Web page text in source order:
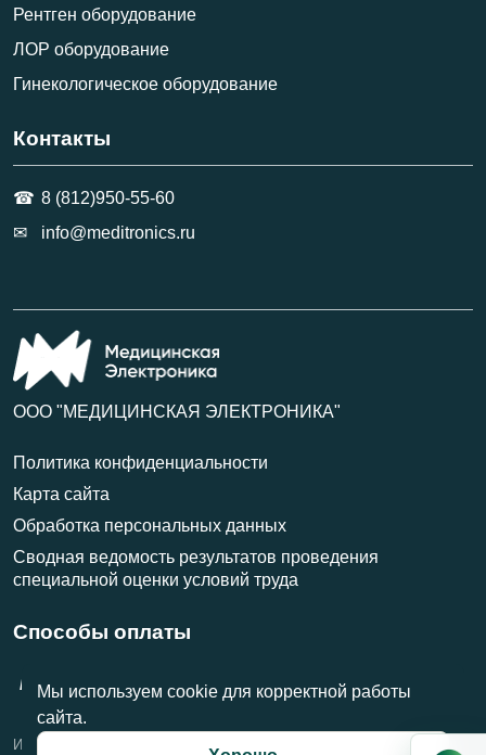
Рентген оборудование
ЛОР оборудование
Гинекологическое оборудование
Контакты
8 (812)950-55-60
info@meditronics.ru
ООО "МЕДИЦИНСКАЯ ЭЛЕКТРОНИКА"
Политика конфиденциальности
Карта сайта
Обработка персональных данных
Сводная ведомость результатов проведения
специальной оценки условий труда
Способы оплаты
MasterCard VISAМИР
Информация на данном сайте носит справочный характер и не
Мы используем cookie для корректной работы
сайта.